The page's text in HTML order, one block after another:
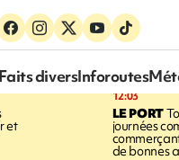
diversInforoutes
et
12:03
LE PORT
journées
de bonnes